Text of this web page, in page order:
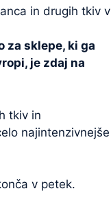
in drugih tkiv v
za sklepe, ki ga
je zdaj na
tkiv in
najintenzivnejše
v petek.